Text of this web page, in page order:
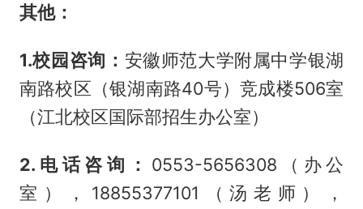
其他：
1.校园 咨询： 安徽师范大学附属中学银湖
南路校区（银湖南路40号）竞成楼506室
（江北校区国际部招生办公室）
2. 电话咨询： 0553-5656308（办公
室），18855377101（汤老师），